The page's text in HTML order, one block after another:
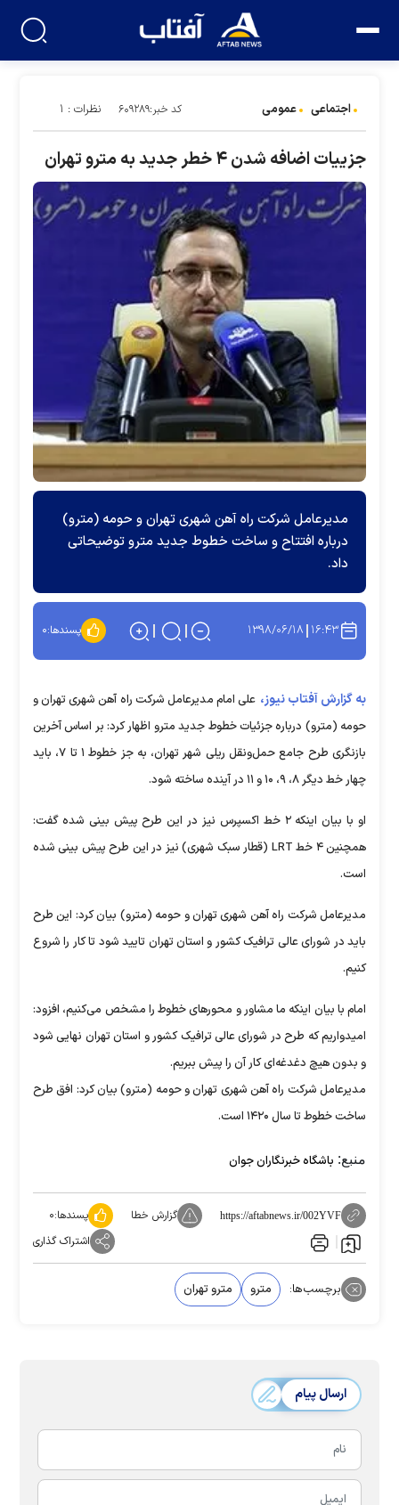
اجتماعی عمومی کد خبر:۶۰۹۲۸۹ نظرات : ۱
جزییات اضافه شدن ۴ خطر جدید به مترو تهران
مدیرعامل شرکت راه آهن شهری تهران و حومه (مترو)
درباره افتتاح و ساخت خطوط جدید مترو توضیحاتی
داد.
۱۶:۴۳ ۱۳۹۸/۰۶/۱۸ پسندها:۰
به گزارش آفتاب نیوز، علی امام مدیرعامل شرکت راه آهن شهری تهران و
حومه (مترو) درباره جزئیات خطوط جدید مترو اظهار کرد: بر اساس آخرین
بازنگری طرح جامع حمل‌ونقل ریلی شهر تهران، به جز خطوط ۱ تا ۷، باید
چهار خط دیگر ۸، ۹، ۱۰ و ۱۱ در آینده ساخته شود.
او با بیان اینکه ۲ خط اکسپرس نیز در این طرح پیش بینی شده گفت:
همچنین ۴ خط LRT (قطار سبک شهری) نیز در این طرح پیش بینی شده
است.
مدیرعامل شرکت راه آهن شهری تهران و حومه (مترو) بیان کرد: این طرح
باید در شورای عالی ترافیک کشور و استان تهران تایید شود تا کار را شروع
کنیم.
امام با بیان اینکه ما مشاور و محورهای خطوط را مشخص می‌کنیم، افزود:
امیدواریم که طرح در شورای عالی ترافیک کشور و استان تهران نهایی شود
و بدون هیچ دغدغه‌ای کار آن را پیش ببریم.
مدیرعامل شرکت راه آهن شهری تهران و حومه (مترو) بیان کرد: افق طرح
ساخت خطوط تا سال ۱۴۲۰ است.
منبع: باشگاه خبرنگاران جوان
https://aftabnews.ir/002YVF گزارش خطا پسندها:۰
اشتراک گذاری
برچسب‌ها: مترو مترو تهران
ارسال پیام